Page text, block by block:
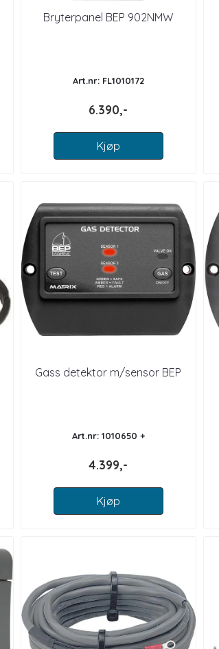
Bryterpanel BEP 902NMW
Art.nr: FL1010172
6.390,-
Kjøp
Gass detektor m/sensor BEP
Art.nr: 1010650 +
4.399,-
Kjøp